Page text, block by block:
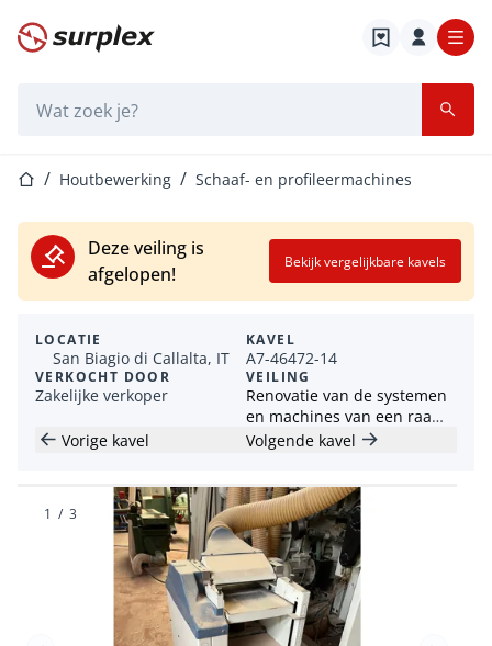
Startpagina
StartpaginaHoutbewerking Schaaf- en profileermachines
Deze veiling is
afgelopen!
Bekijk vergelijkbare kavels
LOCATIE
San Biagio di Callalta, IT
VERKOCHT DOOR
Zakelijke verkoper
KAVEL
A7-46472-14
VEILING
Renovatie van de systemen
en machines van een raam-
en deurfabrikant
Vorige kavel Volgende kavel
1 / 3